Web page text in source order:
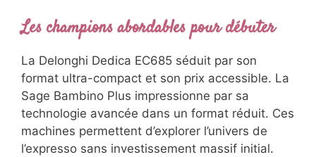
Les champions abordables pour débuter
La Delonghi Dedica EC685 séduit par son
format ultra-compact et son prix accessible. La
Sage Bambino Plus impressionne par sa
technologie avancée dans un format réduit. Ces
machines permettent d’explorer l’univers de
l’expresso sans investissement massif initial.